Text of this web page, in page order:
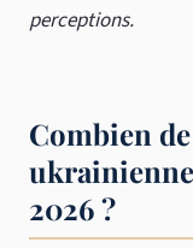
perceptions.
Combien
2026 ?